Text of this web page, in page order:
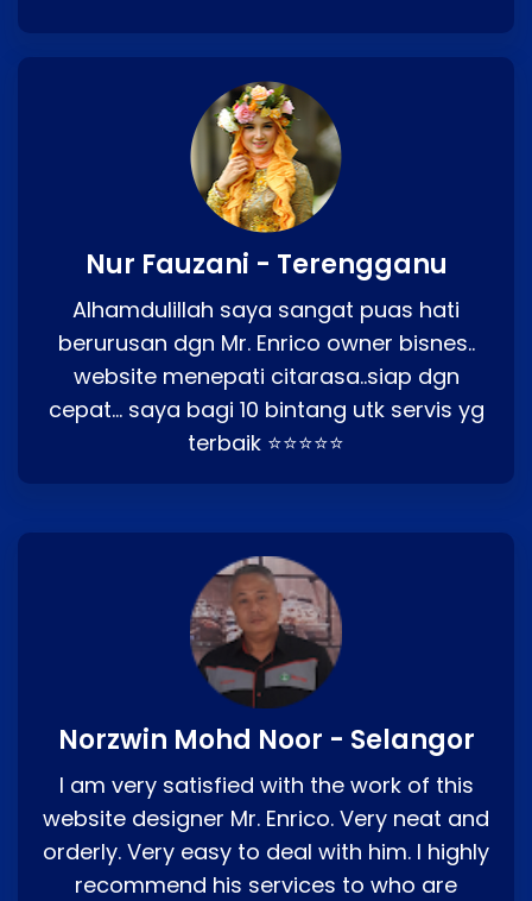
Nur Fauzani - Terengganu
Alhamdulillah saya sangat puas hati
berurusan dgn Mr. Enrico owner bisnes..
website menepati citarasa..siap dgn
cepat… saya bagi 10 bintang utk servis yg
terbaik ⭐⭐⭐⭐⭐
Norzwin Mohd Noor - Selangor
I am very satisfied with the work of this
website designer Mr. Enrico. Very neat and
orderly. Very easy to deal with him. I highly
recommend his services to who are